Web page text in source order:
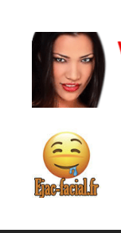
contenu